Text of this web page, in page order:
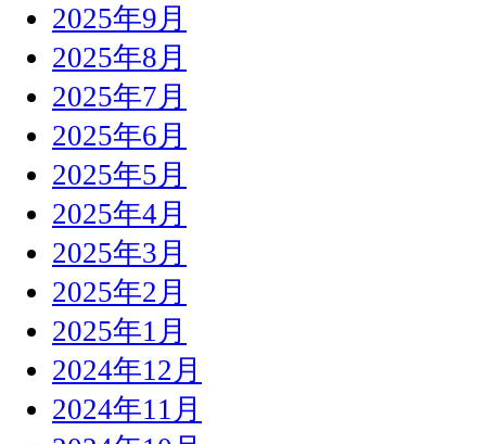
2025年9月
2025年8月
2025年7月
2025年6月
2025年5月
2025年4月
2025年3月
2025年2月
2025年1月
2024年12月
2024年11月